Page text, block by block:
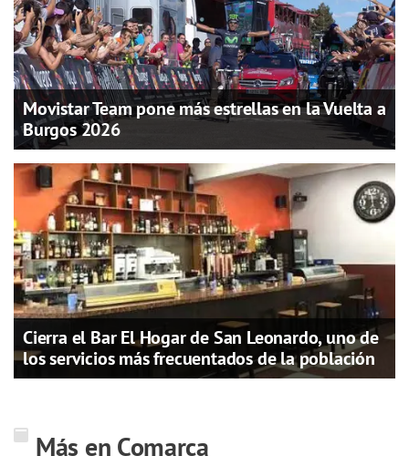
Movistar Team pone más estrellas en la Vuelta a
Burgos 2026
Cierra el Bar El Hogar de San Leonardo, uno de
los servicios más frecuentados de la población
Más en Comarca